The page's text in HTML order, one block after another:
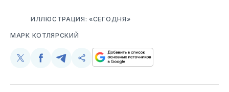
ИЛЛЮСТРАЦИЯ: «СЕГОДНЯ»
МАРК КОТЛЯРСКИЙ
Поделиться
Twitter
Поделиться
Facebook
Поделиться
Telegram
Скопируйте
поделитесь